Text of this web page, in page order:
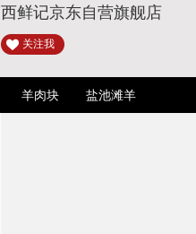
西鲜记京东自营旗舰店
关注我
羊肉块 盐池滩羊